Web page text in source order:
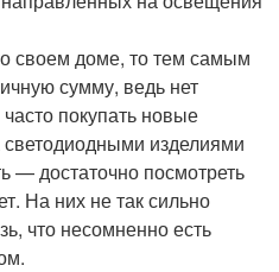
своем доме, то тем самым
сумму, ведь нет
покупать новые
изделиями
— достаточно посмотреть
На них не так сильно
что несомненно есть